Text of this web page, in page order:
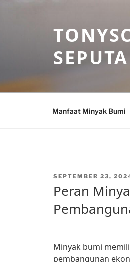
Manfaat Minyak Bumi
POSTED
SEPTEMBER 23,
Peran
Minyak bumi
pembangunan